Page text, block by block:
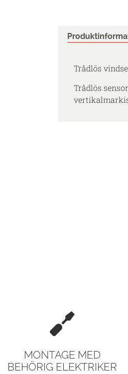
Trådlös
Trådlös
MONTAGE MED
BEHÖRIG ELEKTRIKER